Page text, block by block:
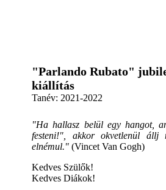
"Parlando Rubato"
kiállítás
Tanév: 2021-2022
"Ha hallasz belül egy hangot,
festeni!", akkor okvetlenül állj
elnémul." (Vincet Van Gogh)
Kedves Szülők!
Kedves Diákok!